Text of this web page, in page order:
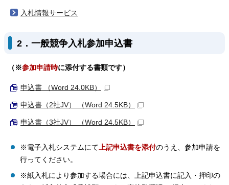
入札情報サービス
2．一般競争入札参加申込書
（※参加申請時に添付する書類です）
申込書 （Word 24.0KB）
申込書（2社JV） （Word 24.5KB）
申込書（3社JV） （Word 24.5KB）
※電子入札システムにて 上記申込書を添付のうえ、参加申請を
行ってください。
※紙入札により参加する場合には、上記申込書に記入・押印の